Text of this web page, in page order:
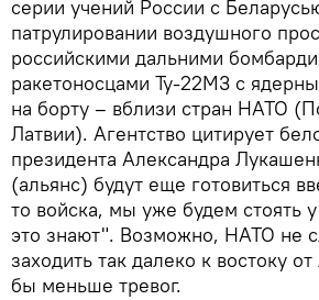
серии учений России с
патрулировании воздушного
российскими дальними
ракетоносцами Ту-22М3 с
на борту – вблизи стран НАТО
Латвии). Агентство цитирует
президента Александра
(альянс) будут еще готовиться
то войска, мы уже будем стоять
это знают". Возможно, НАТО не
заходить так далеко к востоку
бы меньше тревог.